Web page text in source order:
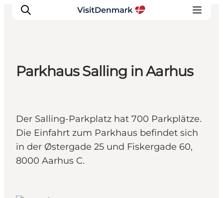
Erlebnisse
Unterkünfte
Reiseplanung
Parkhaus Salling in Aarhus
Der Salling-Parkplatz hat 700 Parkplätze.
Die Einfahrt zum Parkhaus befindet sich
in der Østergade 25 und Fiskergade 60,
8000 Aarhus C.